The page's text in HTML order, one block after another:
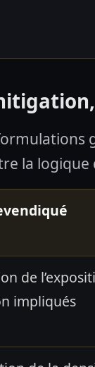
la
de
impliqués